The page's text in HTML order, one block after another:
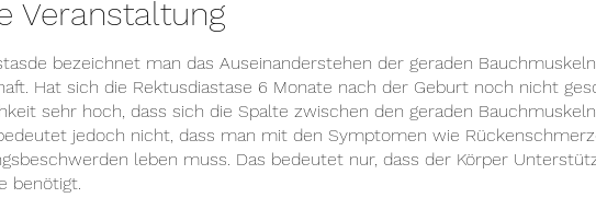
Veranstaltung
bezeichnet man das Auseinanderstehen der geraden
Hat sich die Rektusdiastase 6 Monate nach der Geburt noch nicht
sehr hoch, dass sich die Spalte zwischen den geraden
jedoch nicht, dass man mit den Symptomen wie
leben muss. Das bedeutet nur, dass der Körper
benötigt.